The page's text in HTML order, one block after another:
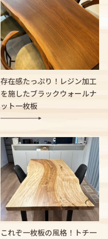
存在感たっぷり！レジン加工
を施したブラックウォールナ
ット一枚板
これぞ一枚板の風格！トチ一